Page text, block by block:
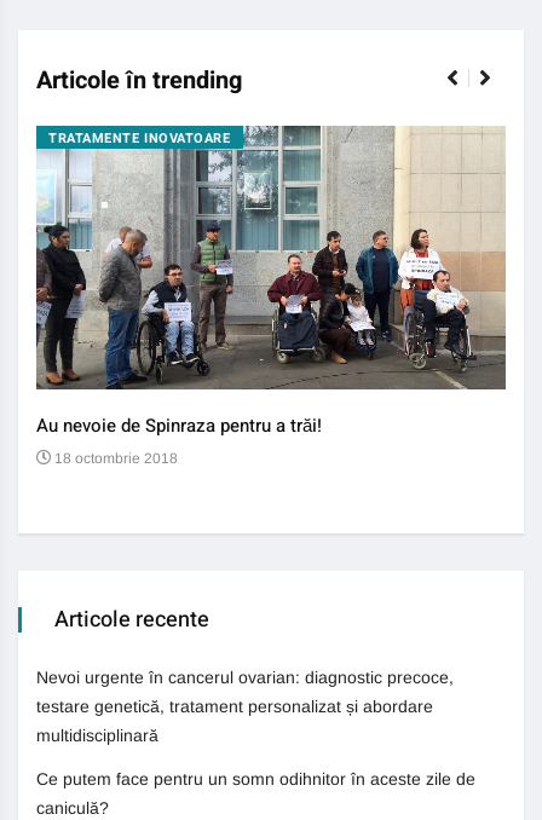
Articole în trending
TRATAMENTE INOVATOARE
Au nevoie de Spinraza pentru a trăi!
18 octombrie 2018
Articole recente
Nevoi urgente în cancerul ovarian: diagnostic precoce,
testare genetică, tratament personalizat și abordare
multidisciplinară
Ce putem face pentru un somn odihnitor în aceste zile de
caniculă?